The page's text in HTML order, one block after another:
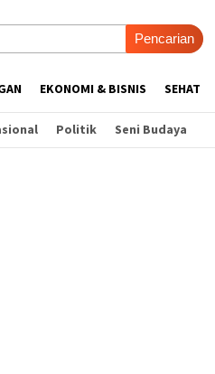
Pencarian
EKONOMI & BISNIS SEHAT
Politik Seni Budaya